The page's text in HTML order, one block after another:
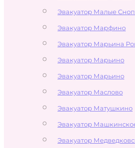
Эвакуатор Малые
Эвакуатор Марфино
Эвакуатор Марьина
Эвакуатор Марьино
Эвакуатор Марьино
Эвакуатор Маслово
Эвакуатор Матушкино
Эвакуатор
Эвакуатор